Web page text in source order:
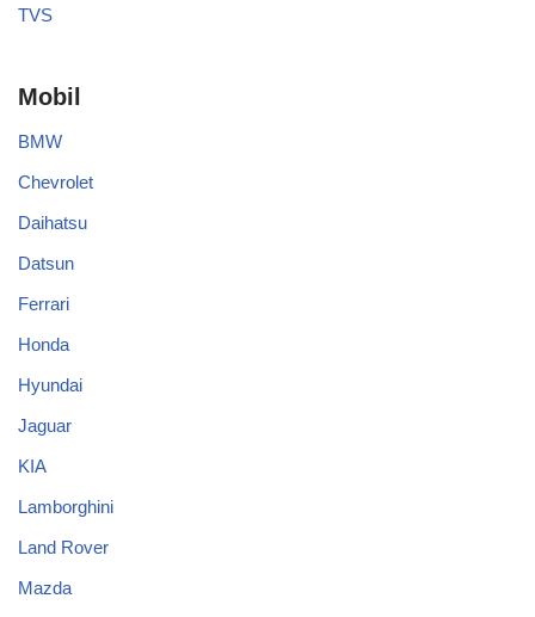
TVS
Mobil
BMW
Chevrolet
Daihatsu
Datsun
Ferrari
Honda
Hyundai
Jaguar
KIA
Lamborghini
Land Rover
Mazda